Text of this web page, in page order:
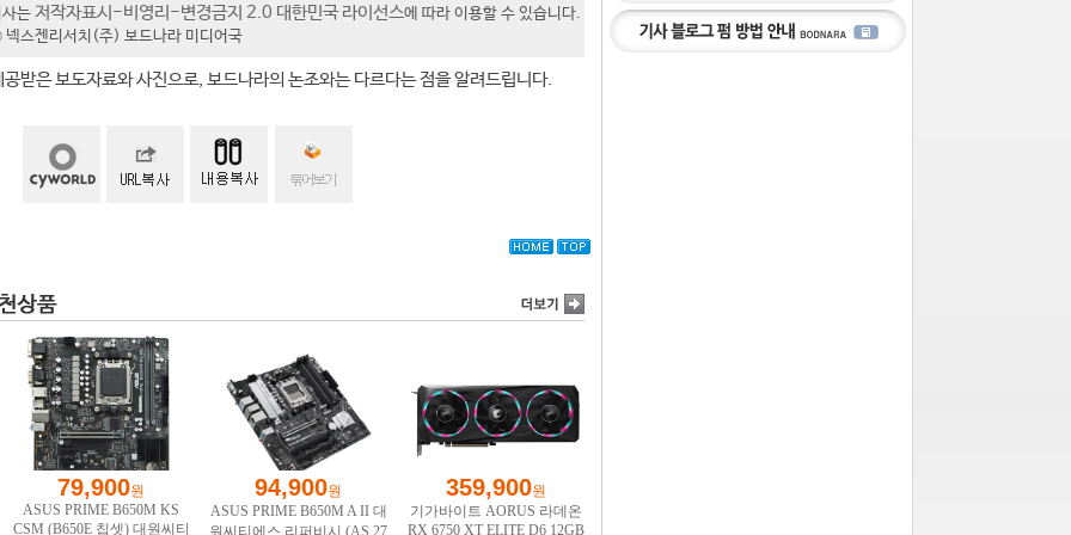
는 저작자표시-비영리-변경금지 2.0 대한민국 라이선스에 따라 이용할 수 있습니다.
스젠리서치(주) 보드나라 미디어국
받은 보도자료와 사진으로, 보드나라의 논조와는 다르다는 점을 알려드립니다.